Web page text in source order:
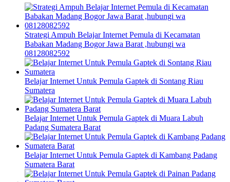
Strategi Ampuh Belajar Internet Pemula di Kecamatan
Babakan Madang Bogor Jawa Barat ,hubungi wa
08128082592
Belajar Internet Untuk Pemula Gaptek di Sontang Riau
Sumatera
Belajar Internet Untuk Pemula Gaptek di Muara Labuh
Padang Sumatera Barat
Belajar Internet Untuk Pemula Gaptek di Kambang Padang
Sumatera Barat